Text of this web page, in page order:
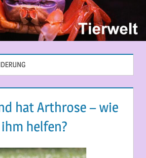
hat Arthrose – wie
helfen?